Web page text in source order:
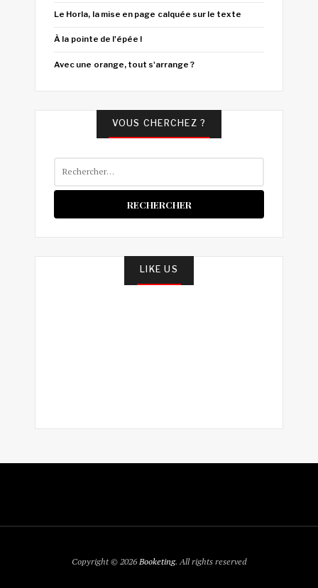
Le Horla, la mise en page calquée sur le texte
À la pointe de l'épée !
Avec une orange, tout s'arrange ?
VOUS CHERCHEZ ?
LIKE US
Copyright © 2026Booketing. All rights reserved